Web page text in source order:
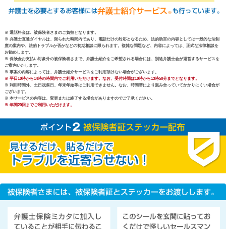
※ 通話料金は、被保険者さまのご負担となります。
※ 弁護士直通ダイヤルは、限られた時間内であり、電話だけの対応となるため、法的助言の内容としては一般的な法制
度の案内や、法的トラブルか否かなどの初期相談に限られます。複雑な問題など、内容によっては、正式な法律相談を
お勧めします。
※ 保険金お支払い対象外の被保険者さまで、弁護士紹介をご希望される場合には、別途弁護士会が運営するサービスを
ご案内いたします。
※ 事案の内容によっては、弁護士紹介サービスをご利用頂けない場合がございます。
※ 平日10時から14時の時間内でご利用いただけます。なお、受付時間は10時から13時50分までとなります。
※ 利用時間外、土日祝祭日、年末年始等はご利用できません。なお、時間帯により混み合っていてかかりにくい場合が
ございます。
※ 本サービスの内容は、変更または終了する場合がありますのでご了承ください。
※ 年間20回までご利用いただけます。